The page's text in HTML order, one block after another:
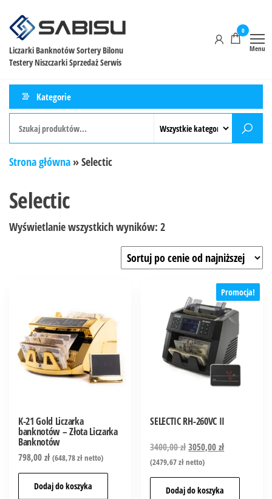
Liczarki Banknotów Sortery Bilonu
Testery Niszczarki Sprzedaż Serwis
0
Menu
Kategorie
Strona główna »Selectic
Selectic
Wyświetlanie wszystkich wyników: 2
K-21 Gold Liczarka
banknotów – Złota Liczarka
Banknotów
798,00zł (648,78złnetto)
Dodaj do koszyka
Promocja!
SELECTIC RH-260VC II
3400,00zł3050,00zł
(2479,67złnetto)
Dodaj do koszyka